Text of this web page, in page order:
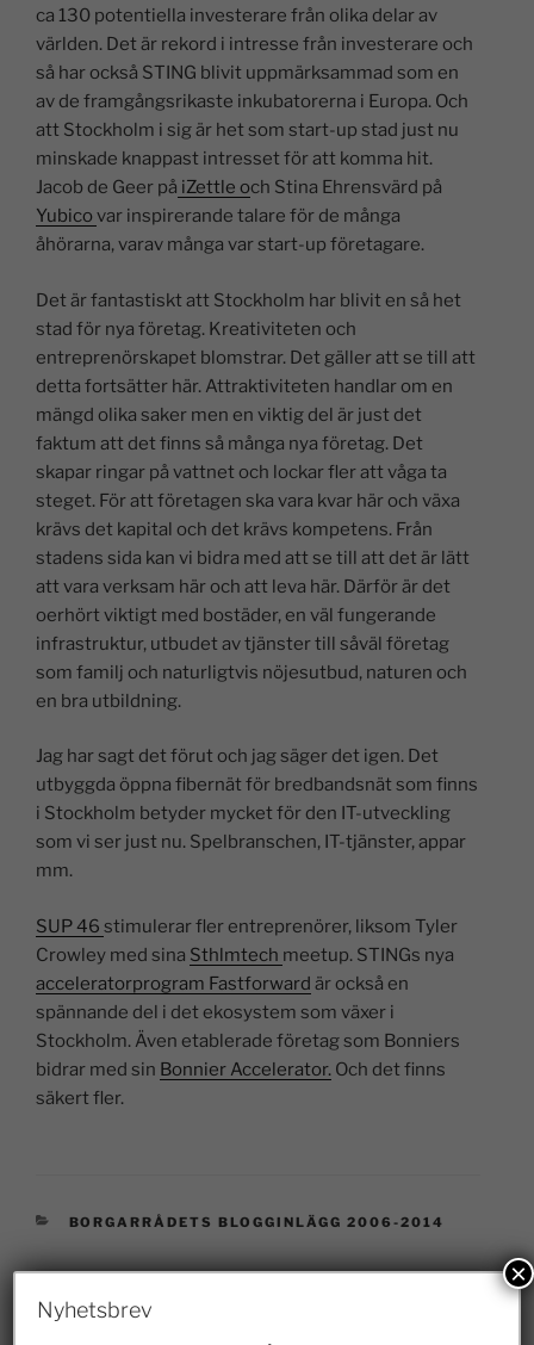
ca 130 potentiella investerare från olika delar av
världen. Det är rekord i intresse från investerare och
så har också STING blivit uppmärksammad som en
av de framgångsrikaste inkubatorerna i Europa. Och
att Stockholm i sig är het som start-up stad just nu
minskade knappast intresset för att komma hit.
Jacob de Geer på iZettle och Stina Ehrensvärd på
Yubico var inspirerande talare för de många
åhörarna, varav många var start-up företagare.
Det är fantastiskt att Stockholm har blivit en så het
stad för nya företag. Kreativiteten och
entreprenörskapet blomstrar. Det gäller att se till att
detta fortsätter här. Attraktiviteten handlar om en
mängd olika saker men en viktig del är just det
faktum att det finns så många nya företag. Det
skapar ringar på vattnet och lockar fler att våga ta
steget. För att företagen ska vara kvar här och växa
krävs det kapital och det krävs kompetens. Från
stadens sida kan vi bidra med att se till att det är lätt
att vara verksam här och att leva här. Därför är det
oerhört viktigt med bostäder, en väl fungerande
infrastruktur, utbudet av tjänster till såväl företag
som familj och naturligtvis nöjesutbud, naturen och
en bra utbildning.
Jag har sagt det förut och jag säger det igen. Det
utbyggda öppna fibernät för bredbandsnät som finns
i Stockholm betyder mycket för den IT-utveckling
som vi ser just nu. Spelbranschen, IT-tjänster, appar
mm.
SUP 46 stimulerar fler entreprenörer, liksom Tyler
Crowley med sina Sthlmtech meetup. STINGs nya
acceleratorprogram Fastforward är också en
spännande del i det ekosystem som växer i
Stockholm. Även etablerade företag som Bonniers
bidrar med sin Bonnier Accelerator. Och det finns
säkert fler.
BORGARRÅDETS BLOGGINLÄGG 2006-2014
Nyhetsbrev
×